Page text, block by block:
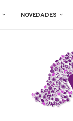
NOVEDADES